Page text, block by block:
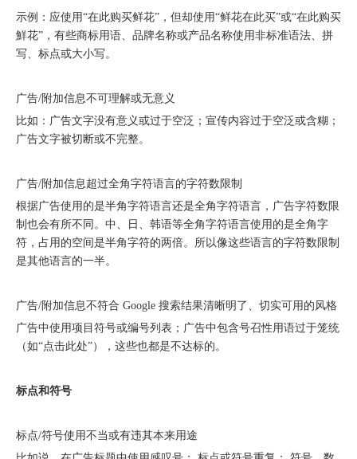
北京站收官｜在LinkedIn总部聊透出海，下一站深圳微软，更多精彩在路上
深圳站圆满收官｜AI赋能出海获客，打开B2B企业海外增长新路径
示例：应使用“在此购买鲜花”，但却使用“鲜花在此买”或“在此购买
鮮花”，有些商标用语、品牌名称或产品名称使用非标准语法、拼
写、标点或大小写。
广告/附加信息不可理解或无意义
比如：广告文字没有意义或过于空泛；宣传内容过于空泛或含糊；
广告文字被切断或不完整。
广告/附加信息超过全角字符语言的字符数限制
根据广告使用的是半角字符语言还是全角字符语言，广告字符数限
制也会有所不同。中、日、韩语等全角字符语言使用的是全角字
符，占用的空间是半角字符的两倍。所以像这些语言的字符数限制
是其他语言的一半。
广告/附加信息不符合 Google 搜索结果清晰明了、切实可用的风格
广告中使用项目符号或编号列表；广告中包含号召性用语过于笼统
（如“点击此处”），这些也都是不达标的。
标点和符号
标点/符号使用不当或有违其本来用途